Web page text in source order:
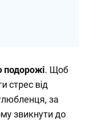
подорожі. Щоб
стрес від
за
звикнути до